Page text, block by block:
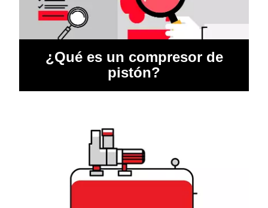
¿Qué es un compresor de
pistón?